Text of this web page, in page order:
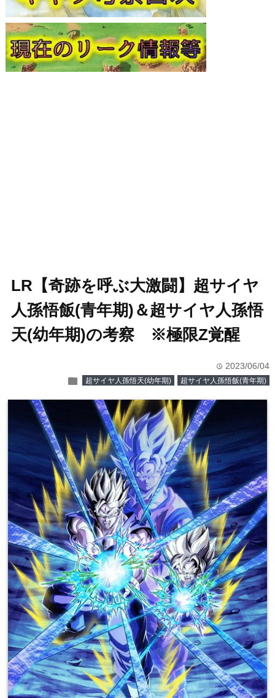
LR【奇跡を呼ぶ大激闘】超サイヤ
人孫悟飯(青年期)＆超サイヤ人孫悟
天(幼年期)の考察 ※極限Z覚醒
time 2023/06/04
folder 超サイヤ人孫悟天(幼年期) 超サイヤ人孫悟飯(青年期)